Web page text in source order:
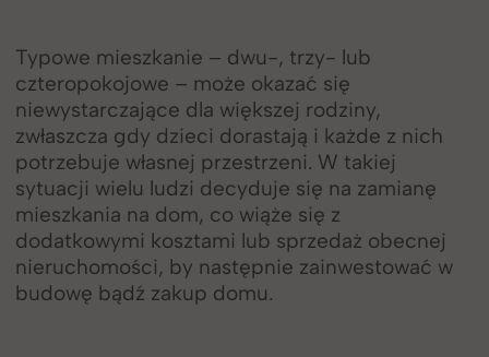
Typowe mieszkanie – dwu-, trzy- lub
czteropokojowe – może okazać się
niewystarczające dla większej rodziny,
zwłaszcza gdy dzieci dorastają i każde z nich
potrzebuje własnej przestrzeni. W takiej
sytuacji wielu ludzi decyduje się na zamianę
mieszkania na dom, co wiąże się z
dodatkowymi kosztami lub sprzedaż obecnej
nieruchomości, by następnie zainwestować w
budowę bądź zakup domu.